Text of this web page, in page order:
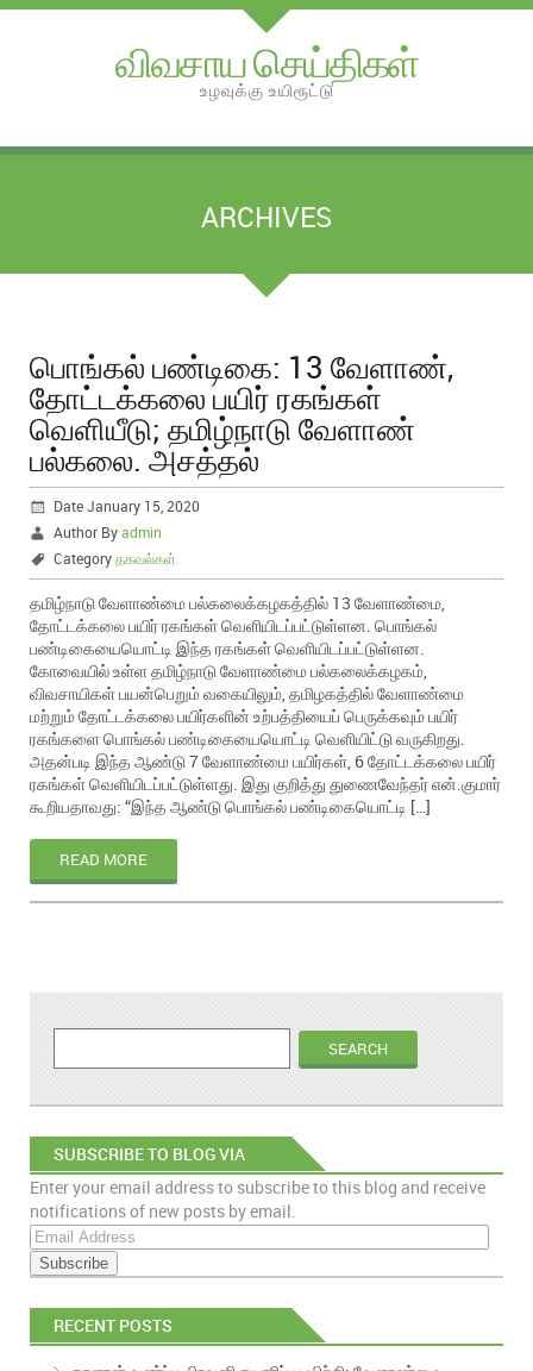
விவசாய செய்திகள்
உழவுக்கு உயிரூட்டு
ARCHIVES
பொங்கல் பண்டிகை: 13 வேளாண்,
தோட்டக்கலை பயிர் ரகங்கள்
வெளியீடு; தமிழ்நாடு வேளாண்
பல்கலை. அசத்தல்
Date January 15, 2020
Author Byadmin
Categoryதகவல்கள்
தமிழ்நாடு வேளாண்மை பல்கலைக்கழகத்தில் 13 வேளாண்மை,
தோட்டக்கலை பயிர் ரகங்கள் வெளியிடப்பட்டுள்ளன. பொங்கல்
பண்டிகையையொட்டி இந்த ரகங்கள் வெளியிடப்பட்டுள்ளன.
கோவையில் உள்ள தமிழ்நாடு வேளாண்மை பல்கலைக்கழகம்,
விவசாயிகள் பயன்பெறும் வகையிலும், தமிழகத்தில் வேளாண்மை
மற்றும் தோட்டக்கலை பயிர்களின் உற்பத்தியைப் பெருக்கவும் பயிர்
ரகங்களை பொங்கல் பண்டிகையையொட்டி வெளியிட்டு வருகிறது.
அதன்படி இந்த ஆண்டு 7 வேளாண்மை பயிர்கள், 6 தோட்டக்கலை பயிர்
ரகங்கள் வெளியிடப்பட்டுள்ளது. இது குறித்து துணைவேந்தர் என்.குமார்
கூறியதாவது: “இந்த ஆண்டு பொங்கல் பண்டிகையொட்டி […]
READ MORE
SUBSCRIBE TO BLOG VIA
EMAIL
Enter your email address to subscribe to this blog and receive
notifications of new posts by email.
E
m
a
i
A
RECENT POSTS